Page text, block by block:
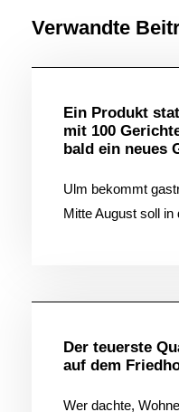
Verwandte
Ein Produkt
mit 100
bald ein neues
Ulm bekommt
Mitte August soll
Der teuerste
auf dem
Wer dachte,